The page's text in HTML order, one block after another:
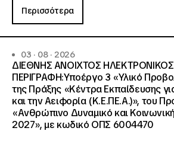
Περισσότερα
03 · 08 · 2026
ΔΙΕΘΝΗΣ ΑΝΟΙΧΤΟΣ
ΠΕΡΙΓΡΑΦΗ:Υποέργο 3 «Υλικό
της Πράξης «Κέντρα Εκπαίδευσης
και την Αειφορία (Κ.Ε.ΠΕ.Α.)», του
«Ανθρώπινο Δυναμικό και
2027», με κωδικό ΟΠΣ 6004470